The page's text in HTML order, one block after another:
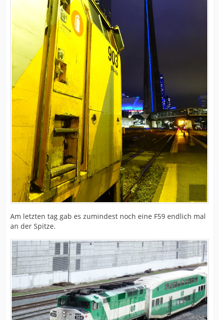
Am letzten tag gab es zumindest noch eine F59 endlich mal
an der Spitze.